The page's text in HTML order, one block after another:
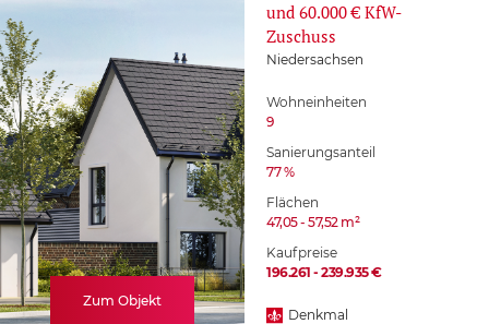
Zum Objekt
und 60.000 € KfW-
Zuschuss
Niedersachsen
Wohneinheiten
9
Sanierungsanteil
77 %
Flächen
47,05 - 57,52 m²
Kaufpreise
196.261 - 239.935 €
Denkmal